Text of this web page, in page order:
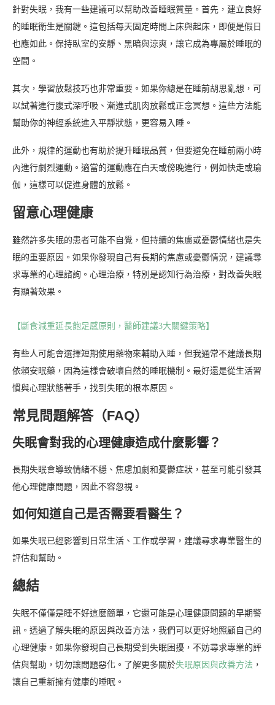
針對失眠，我有一些建議可以幫助改善睡眠質量。首先，建立良好
的睡眠衛生是關鍵。這包括每天固定時間上床與起床，即便是假日
也應如此。保持臥室的安靜、黑暗與涼爽，讓它成為專屬於睡眠的
空間。
其次，學習放鬆技巧也非常重要。如果你總是在睡前胡思亂想，可
以試著進行腹式深呼吸、漸進式肌肉放鬆或正念冥想。這些方法能
幫助你的神經系統進入平靜狀態，更容易入睡。
此外，規律的運動也有助於提升睡眠品質，但要避免在睡前兩小時
內進行劇烈運動。適當的運動應在白天或傍晚進行，例如快走或瑜
伽，這樣可以促進身體的放鬆。
留意心理健康
雖然許多失眠的患者可能不自覺，但持續的焦慮或憂鬱情緒也是失
眠的重要原因。如果你發現自己有長期的焦慮或憂鬱情況，建議尋
求專業的心理諮詢。心理治療，特別是認知行為治療，對改善失眠
有顯著效果。
【斷食減重延長飽足感原則，醫師建議3大關鍵策略】
有些人可能會選擇短期使用藥物來輔助入睡，但我通常不建議長期
依賴安眠藥，因為這樣會破壞自然的睡眠機制。最好還是從生活習
慣與心理狀態著手，找到失眠的根本原因。
常見問題解答（FAQ）
失眠會對我的心理健康造成什麼影響？
長期失眠會導致情緒不穩、焦慮加劇和憂鬱症狀，甚至可能引發其
他心理健康問題，因此不容忽視。
如何知道自己是否需要看醫生？
如果失眠已經影響到日常生活、工作或學習，建議尋求專業醫生的
評估和幫助。
總結
失眠不僅僅是睡不好這麼簡單，它還可能是心理健康問題的早期警
訊。透過了解失眠的原因與改善方法，我們可以更好地照顧自己的
心理健康。如果你發現自己長期受到失眠困擾，不妨尋求專業的評
估與幫助，切勿讓問題惡化。了解更多關於失眠原因與改善方法 ，
讓自己重新擁有健康的睡眠。